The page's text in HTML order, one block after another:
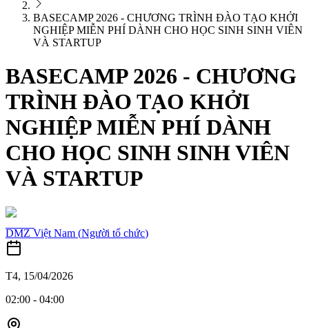
BASECAMP 2026 - CHƯƠNG TRÌNH ĐÀO TẠO KHỞI
NGHIỆP MIỄN PHÍ DÀNH CHO HỌC SINH SINH VIÊN
VÀ STARTUP
BASECAMP 2026 - CHƯƠNG
TRÌNH ĐÀO TẠO KHỞI
NGHIỆP MIỄN PHÍ DÀNH
CHO HỌC SINH SINH VIÊN
VÀ STARTUP
DMZ Việt Nam (Người tổ chức)
T4, 15/04/2026
02:00 - 04:00